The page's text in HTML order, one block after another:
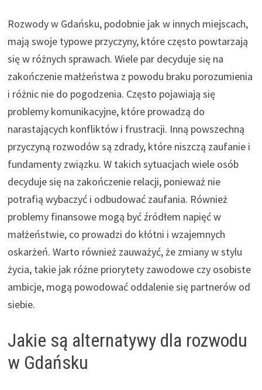
Rozwody w Gdańsku, podobnie jak w innych miejscach,
mają swoje typowe przyczyny, które często powtarzają
się w różnych sprawach. Wiele par decyduje się na
zakończenie małżeństwa z powodu braku porozumienia
i różnic nie do pogodzenia. Często pojawiają się
problemy komunikacyjne, które prowadzą do
narastających konfliktów i frustracji. Inną powszechną
przyczyną rozwodów są zdrady, które niszczą zaufanie i
fundamenty związku. W takich sytuacjach wiele osób
decyduje się na zakończenie relacji, ponieważ nie
potrafią wybaczyć i odbudować zaufania. Również
problemy finansowe mogą być źródłem napięć w
małżeństwie, co prowadzi do kłótni i wzajemnych
oskarżeń. Warto również zauważyć, że zmiany w stylu
życia, takie jak różne priorytety zawodowe czy osobiste
ambicje, mogą powodować oddalenie się partnerów od
siebie.
Jakie są alternatywy dla rozwodu
w Gdańsku